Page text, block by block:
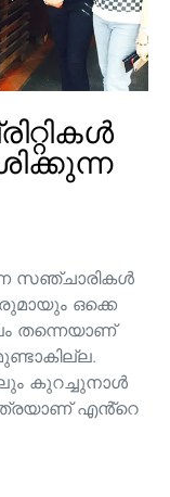
സഞ്ചാരികൾ
ഒക്കെ
തന്നെയാണ്
കുറച്ചുനാൾ
എൻ്റെ